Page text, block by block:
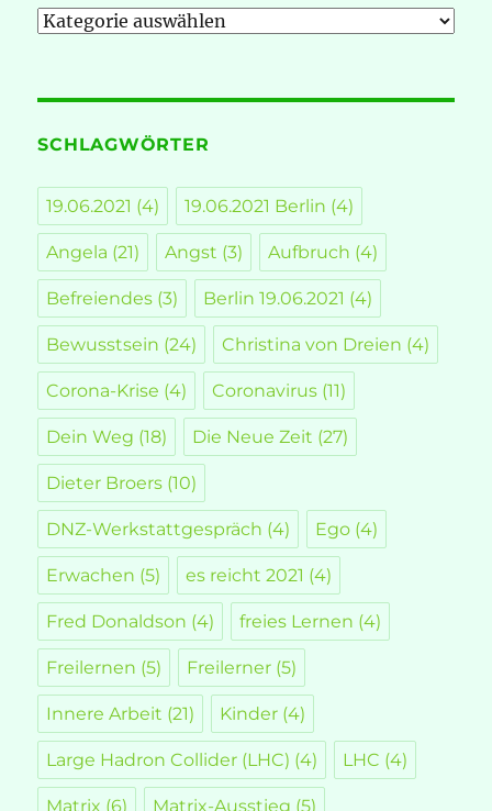
Kategorien
SCHLAGWÖRTER
19.06.2021 (4) 19.06.2021 Berlin (4)
Angela (21) Angst (3) Aufbruch (4)
Befreiendes (3) Berlin 19.06.2021 (4)
Bewusstsein (24) Christina von Dreien (4)
Corona-Krise (4) Coronavirus (11)
Dein Weg (18) Die Neue Zeit (27)
Dieter Broers (10)
DNZ-Werkstattgespräch (4) Ego (4)
Erwachen (5) es reicht 2021 (4)
Fred Donaldson (4) freies Lernen (4)
Freilernen (5) Freilerner (5)
Innere Arbeit (21) Kinder (4)
Large Hadron Collider (LHC) (4) LHC (4)
Matrix (6) Matrix-Ausstieg (5)